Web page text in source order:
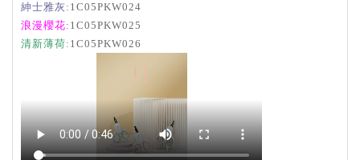
紳士雅灰 :1C05PKW024
浪漫櫻花:1C05PKW025
清新薄荷: 1C05PKW026